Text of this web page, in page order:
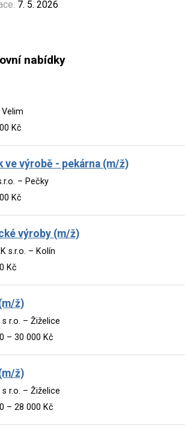
7. 5. 2026
nabídky
Velim
Kč
ve výrobě - pekárna (m/ž)
– Pečky
Kč
výroby (m/ž)
s.r.o. – Kolín
Kč
ž)
r.o. – Žiželice
– 30 000 Kč
ž)
r.o. – Žiželice
– 28 000 Kč